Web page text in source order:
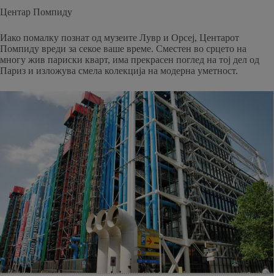
Центар Помпиду
Иако помалку познат од музеите Лувр и Орсеј, Центарот
Помпиду вреди за секое ваше време. Сместен во срцето на
многу жив париски кварт, има прекрасен поглед на тој дел од
Париз и изложува смела колекција на модерна уметност.